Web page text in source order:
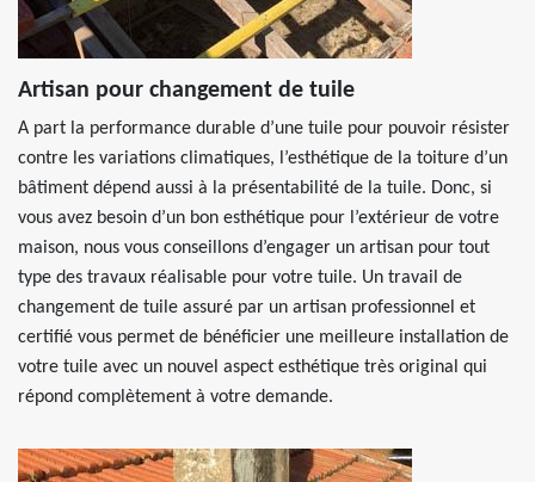
Artisan pour changement de tuile
A part la performance durable d’une tuile pour pouvoir résister
contre les variations climatiques, l’esthétique de la toiture d’un
bâtiment dépend aussi à la présentabilité de la tuile. Donc, si
vous avez besoin d’un bon esthétique pour l’extérieur de votre
maison, nous vous conseillons d’engager un artisan pour tout
type des travaux réalisable pour votre tuile. Un travail de
changement de tuile assuré par un artisan professionnel et
certifié vous permet de bénéficier une meilleure installation de
votre tuile avec un nouvel aspect esthétique très original qui
répond complètement à votre demande.